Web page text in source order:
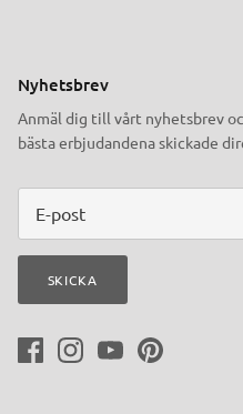
Nyhetsbrev
Anmäl dig till vårt nyhetsbrev
bästa erbjudandena skickade
SKICKA